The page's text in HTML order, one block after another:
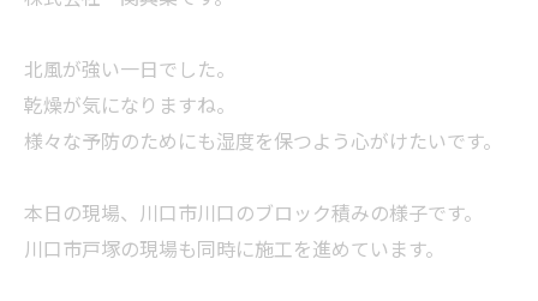
北風が強い一日でした。
乾燥が気になりますね。
様々な予防のためにも湿度を保つよう心がけたいです。
本日の現場、川口市川口のブロック積みの様子です。
川口市戸塚の現場も同時に施工を進めています。